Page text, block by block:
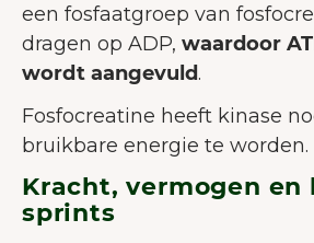
een fosfaatgroep van
dragen op ADP, waardoor
wordt aangevuld.
Fosfocreatine heeft kinase
bruikbare energie te worden.
Kracht, vermogen en
sprints